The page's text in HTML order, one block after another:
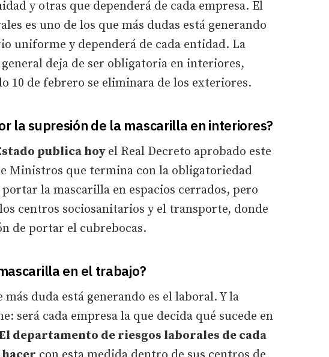
y otras que dependerá de cada empresa. El
es uno de los que más dudas está generando
uniforme y dependerá de cada entidad. La
deja de ser obligatoria en interiores,
10 de febrero se eliminara de los exteriores.
la supresión de la mascarilla en interiores?
publica hoy el Real Decreto aprobado este
Ministros que termina con la obligatoriedad
la mascarilla en espacios cerrados, pero
centros sociosanitarios y el transporte, donde
de portar el cubrebocas.
en el trabajo?
duda está generando es el laboral. Y la
será cada empresa la que decida qué sucede en
departamento de riesgos laborales de cada